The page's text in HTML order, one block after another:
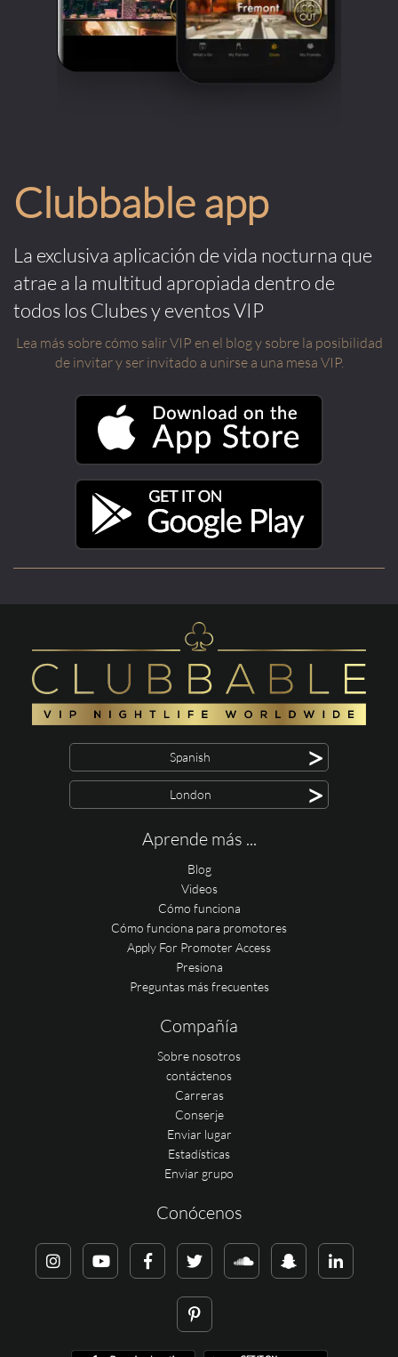
Clubbable app
La exclusiva aplicación de vida nocturna que
atrae a la multitud apropiada dentro de
todos los Clubes y eventos VIP
Lea más sobre cómo salir VIP en el blog y sobre la posibilidad
de invitar y ser invitado a unirse a una mesa VIP.
Spanish >
London >
Aprende más ...
Blog
Videos
Cómo funciona
Cómo funciona para promotores
Apply For Promoter Access
Presiona
Preguntas más frecuentes
Compañía
Sobre nosotros
contáctenos
Carreras
Conserje
Enviar lugar
Estadísticas
Enviar grupo
Conócenos